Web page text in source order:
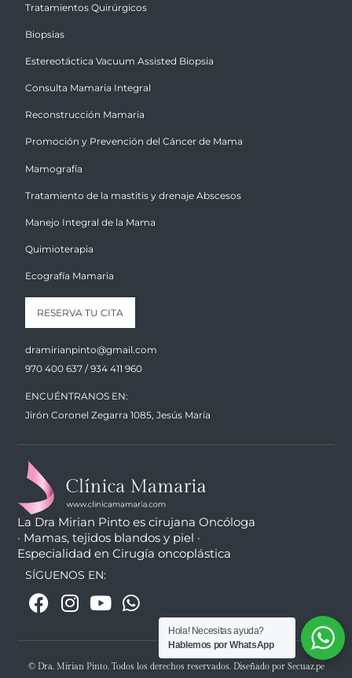
Tratamientos Quirúrgicos
Biopsias
Estereotáctica Vacuum Assisted Biopsia
Consulta Mamaria Integral
Reconstrucción Mamaria
Promoción y Prevención del Cáncer de Mama
Mamografía
Tratamiento de la mastitis y drenaje Abscesos
Manejo Integral de la Mama
Quimioterapia
Ecografía Mamaria
RESERVA TU CITA
dramirianpinto@gmail.com
970 400 637 / 934 411 960
ENCUÉNTRANOS EN:
Jirón Coronel Zegarra 1085, Jesús María
La Dra Mirian Pinto es cirujana Oncóloga
· Mamas, tejidos blandos y piel ·
Especialidad en Cirugía oncoplástica
SÍGUENOS EN:
© Dra. Mirian Pinto. Todos los derechos reservados. Diseñado por Secuaz.pe
Hola! Necesitas ayuda?
Hablemos por WhatsApp